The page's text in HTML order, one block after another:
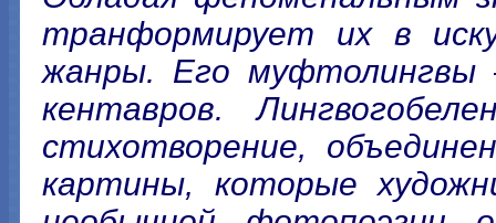
транформирует их в
жанры. Его муфтолингвы
кентавров.
стихотворение,
картины, которые